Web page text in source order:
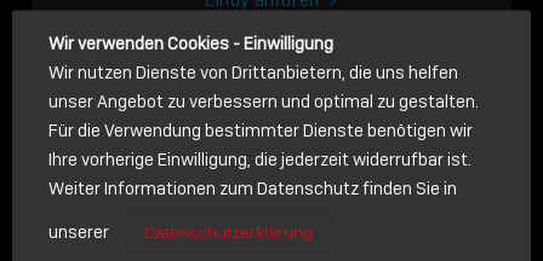
NACHRICHT
Schreiben Sie lieber? Dann schicken Sie uns gerne eine
Wir verwenden Cookies - Einwilligung
Wir nutzen Dienste von Drittanbietern, die uns helfen
unser Angebot zu verbessern und optimal zu gestalten.
Für die Verwendung bestimmter Dienste benötigen wir
Ihre vorherige Einwilligung, die jederzeit widerrufbar ist.
Weiter Informationen zum Datenschutz finden Sie in
unserer
Datenschutzerklärung